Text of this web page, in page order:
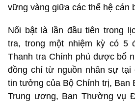
vững vàng giữa các thế hệ cán
Nổi bật là lần đầu tiên trong
tra, trong một nhiệm kỳ có 5
Thanh tra Chính phủ được bổ
đồng chí từ nguồn nhân sự tại
tin tưởng của Bộ Chính trị, Ban
Trung ương, Ban Thường vụ